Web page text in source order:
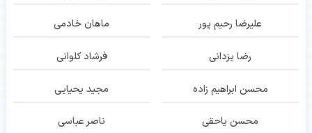
علیرضا رحیم پور ماهان خادمی
رضا یزدانی فرشاد کلوانی
محسن ابراهیم زاده مجید یحیایی
محسن یاحقی ناصر عباسی